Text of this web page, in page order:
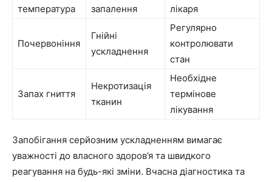
температура
запалення
лікаря
Почервоніння
Гнійні
ускладнення
Регулярно
контролювати
стан
Запах гниття
Некротизація
тканин
Необхідне
термінове
лікування
Запобігання серйозним ускладненням вимагає
уважності до власного здоров’я та швидкого
реагування на будь-які зміни. Вчасна діагностика та